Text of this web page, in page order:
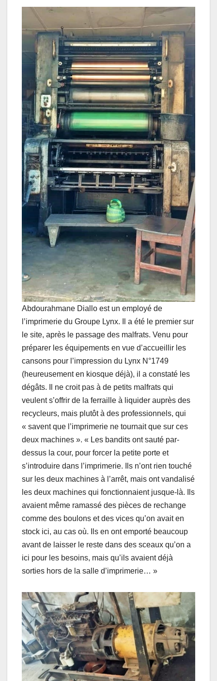
Abdourahmane Diallo est un employé de
l’imprimerie du Groupe Lynx. Il a été le premier sur
le site, après le passage des malfrats. Venu pour
préparer les équipements en vue d’accueillir les
cansons pour l’impression du Lynx N°1749
(heureusement en kiosque déjà), il a constaté les
dégâts. Il ne croit pas à de petits malfrats qui
veulent s’offrir de la ferraille à liquider auprès des
recycleurs, mais plutôt à des professionnels, qui
« savent que l’imprimerie ne tournait que sur ces
deux machines ». « Les bandits ont sauté par-
dessus la cour, pour forcer la petite porte et
s’introduire dans l’imprimerie. Ils n’ont rien touché
sur les deux machines à l’arrêt, mais ont vandalisé
les deux machines qui fonctionnaient jusque-là. Ils
avaient même ramassé des pièces de rechange
comme des boulons et des vices qu’on avait en
stock ici, au cas où. Ils en ont emporté beaucoup
avant de laisser le reste dans des sceaux qu’on a
ici pour les besoins, mais qu’ils avaient déjà
sorties hors de la salle d’imprimerie… »